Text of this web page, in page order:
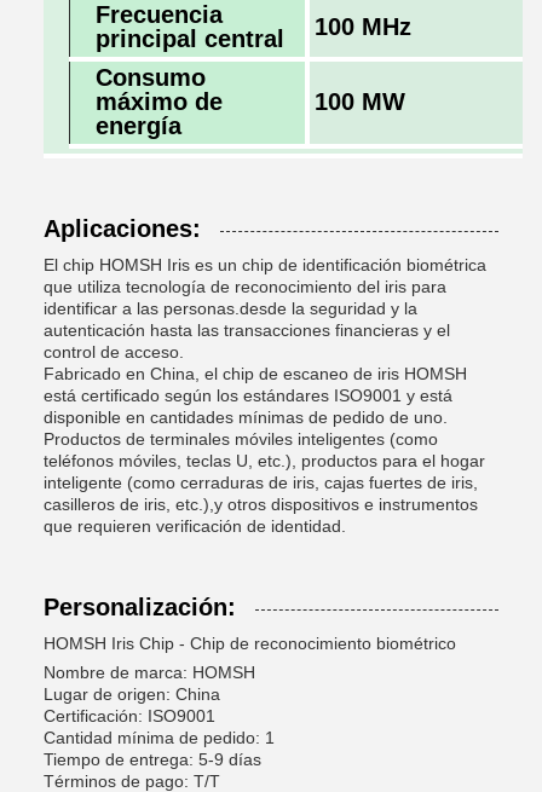
Frecuencia
principal central
100 MHz
Consumo
máximo de
energía
100 MW
Aplicaciones:
El chip HOMSH Iris es un chip de identificación biométrica
que utiliza tecnología de reconocimiento del iris para
identificar a las personas.desde la seguridad y la
autenticación hasta las transacciones financieras y el
control de acceso.
Fabricado en China, el chip de escaneo de iris HOMSH
está certificado según los estándares ISO9001 y está
disponible en cantidades mínimas de pedido de uno.
Productos de terminales móviles inteligentes (como
teléfonos móviles, teclas U, etc.), productos para el hogar
inteligente (como cerraduras de iris, cajas fuertes de iris,
casilleros de iris, etc.),y otros dispositivos e instrumentos
que requieren verificación de identidad.
Personalización:
HOMSH Iris Chip - Chip de reconocimiento biométrico
Nombre de marca: HOMSH
Lugar de origen: China
Certificación: ISO9001
Cantidad mínima de pedido: 1
Tiempo de entrega: 5-9 días
Términos de pago: T/T